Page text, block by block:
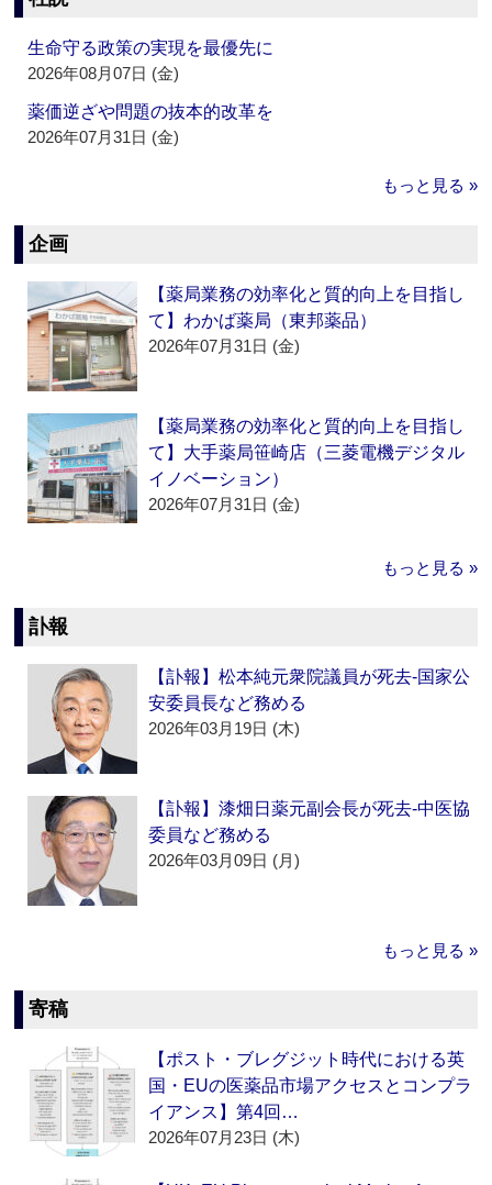
生命守る政策の実現を最優先に
2026年08月07日 (金)
薬価逆ざや問題の抜本的改革を
2026年07月31日 (金)
もっと見る »
企画
【薬局業務の効率化と質的向上を目指し
て】わかば薬局（東邦薬品）
2026年07月31日 (金)
【薬局業務の効率化と質的向上を目指し
て】大手薬局笹崎店（三菱電機デジタル
イノベーション）
2026年07月31日 (金)
もっと見る »
訃報
【訃報】松本純元衆院議員が死去‐国家公
安委員長など務める
2026年03月19日 (木)
【訃報】漆畑日薬元副会長が死去‐中医協
委員など務める
2026年03月09日 (月)
もっと見る »
寄稿
【ポスト・ブレグジット時代における英
国・EUの医薬品市場アクセスとコンプラ
イアンス】第4回…
2026年07月23日 (木)